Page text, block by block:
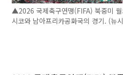
▲2026 국제축구연맹(FIFA) 북중미
시코와 남아프리카공화국의 경기. (뉴